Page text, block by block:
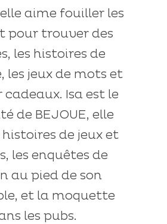
elle aime fouiller les
pour trouver des
les histoires de
les jeux de mots et
cadeaux. Isa est le
de BEJOUE, elle
de jeux et
les enquêtes de
au pied de son
et la moquette
les pubs.